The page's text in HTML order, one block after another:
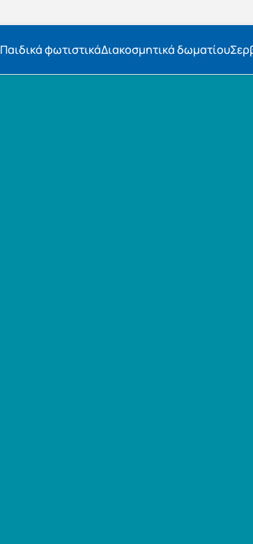
Παιδικά φωτιστικάΔιακοσμητικά δωματίου
Εκπτώσεις μέχρι τις 25